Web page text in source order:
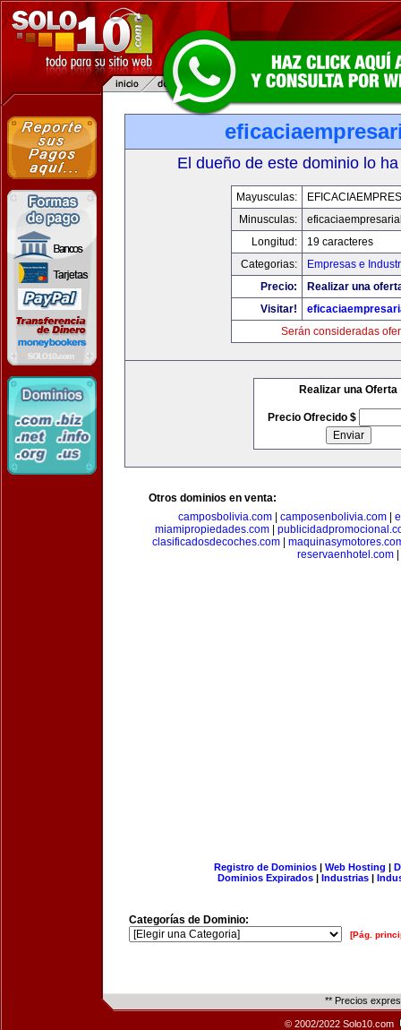
El dueño de este dominio lo
Mayusculas:
Minusculas:
Longitud:
19 caracteres
Categorias:
Empresas e
Precio:
Realizar una
Visitar!
Serán consideradas
Realizar una Oferta
Precio Ofrecido $
Otros dominios en venta:
camposbolivia.com| camposenbolivia.com|
miamipropiedades.com
clasificadosdecoches.com
reservaenhotel.com
Registro de Dominios| Web Hosting |
Dominios Expirados | Industrias |
Categorías de Dominio:
[Pág.
** Precios
© 2002/2022 Solo10.com